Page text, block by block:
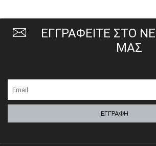
ΕΓΓΡΑΦΕΙΤΕ ΣΤΟ
ΜΑΣ